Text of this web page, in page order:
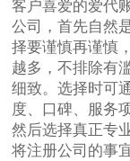
客户喜爱的爱代
公司，首先自然
择要谨慎再谨慎
越多，不排除有
细致。选择时可
度、口碑、服务
然后选择真正专
将注册公司的事